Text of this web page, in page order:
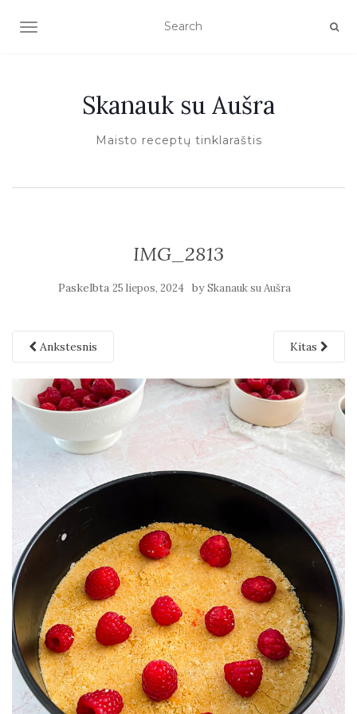
TOGGLE NAVIGATION
Skanauk su Aušra
Maisto receptų tinklaraštis
IMG_2813
Paskelbta 25 liepos, 2024 bySkanauk su Aušra
Ankstesnis Kitas